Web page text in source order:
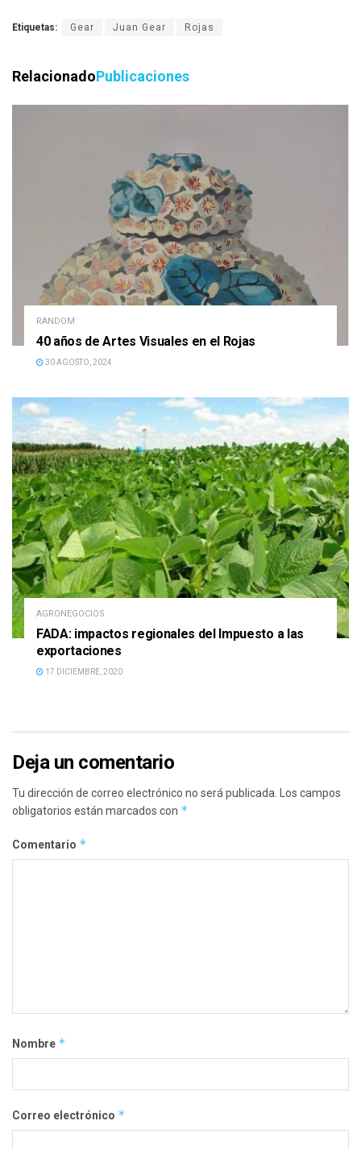
Etiquetas: Gear Juan Gear Rojas
RelacionadoPublicaciones
RANDOM
40 años de Artes Visuales en el Rojas
30 AGOSTO, 2024
AGRONEGOCIOS
FADA: impactos regionales del Impuesto a las
exportaciones
17 DICIEMBRE, 2020
Deja un comentario
Tu dirección de correo electrónico no será publicada.
Los campos
obligatorios están marcados con *
Comentario *
Nombre *
Correo electrónico *